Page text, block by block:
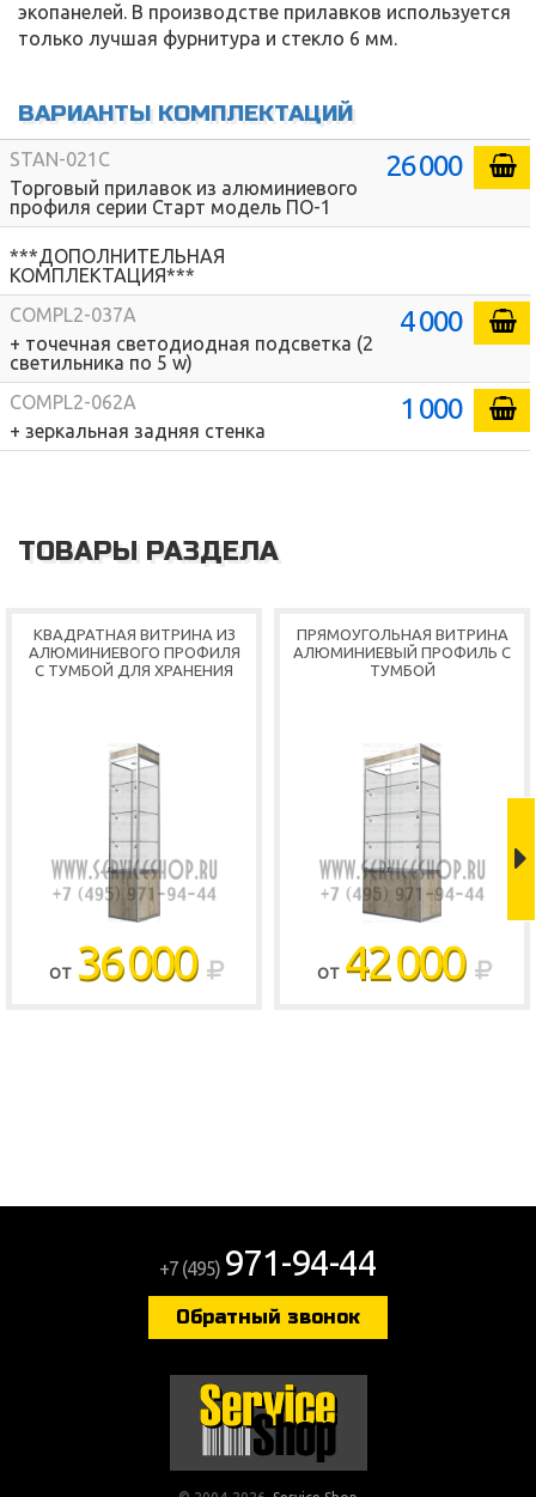
экопанелей. В производстве прилавков используется
только лучшая фурнитура и стекло 6 мм.
ВАРИАНТЫ КОМПЛЕКТАЦИЙ
STAN-021C
Торговый прилавок из алюминиевого
профиля серии Старт модель ПО-1
26 000
***ДОПОЛНИТЕЛЬНАЯ
КОМПЛЕКТАЦИЯ***
COMPL2-037A
+ точечная светодиодная подсветка (2
светильника по 5 w)
4 000
COMPL2-062A
+ зеркальная задняя стенка
1 000
ТОВАРЫ РАЗДЕЛА
КВАДРАТНАЯ ВИТРИНА ИЗ
АЛЮМИНИЕВОГО ПРОФИЛЯ
С ТУМБОЙ ДЛЯ ХРАНЕНИЯ
ОТ 36 000
ПРЯМОУГОЛЬНАЯ ВИТРИНА
АЛЮМИНИЕВЫЙ ПРОФИЛЬ С
ТУМБОЙ
ОТ 42 000
+7 (495) 971-94-44
Обратный звонок